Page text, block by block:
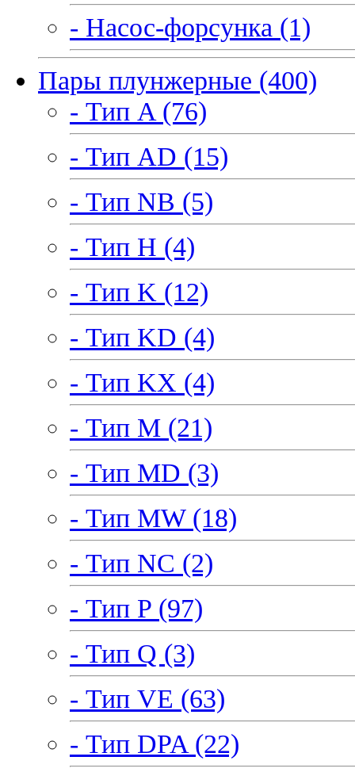
- Насос-форсунка (1)
Пары плунжерные (400)
- Тип A (76)
- Тип AD (15)
- Тип NB (5)
- Тип H (4)
- Тип K (12)
- Тип KD (4)
- Тип KX (4)
- Тип M (21)
- Тип MD (3)
- Тип MW (18)
- Тип NC (2)
- Тип P (97)
- Тип Q (3)
- Тип VE (63)
- Тип DPA (22)